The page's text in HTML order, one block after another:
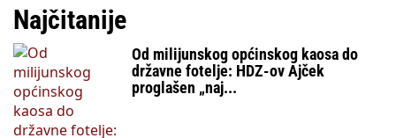
Najčitanije
Od milijunskog općinskog kaosa do
državne fotelje: HDZ-ov Ajček
proglašen „naj...